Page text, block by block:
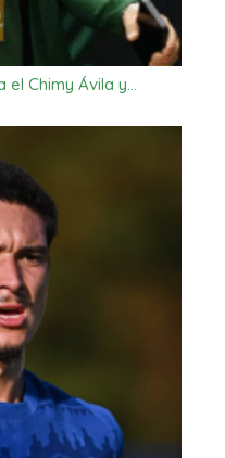
el Chimy Ávila y…